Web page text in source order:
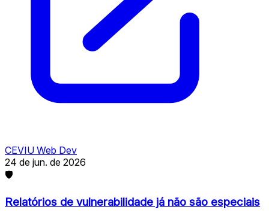
CEVIU Web Dev
24 de jun. de 2026
🛡
Relatórios de vulnerabilidade já não são especiais